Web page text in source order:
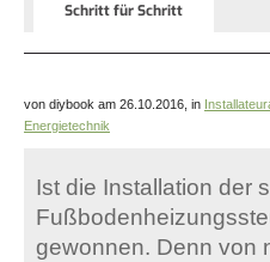
Schritt für Schritt
von diybook am 26.10.2016, in
Energietechnik
Ist die Installation der
gewonnen. Denn von